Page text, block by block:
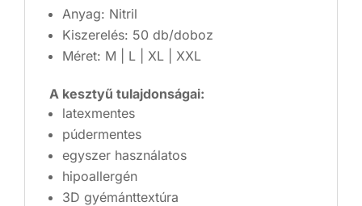
Anyag: Nitril
Kiszerelés: 50 db/doboz
Méret: M | L | XL | XXL
A kesztyű tulajdonságai:
latexmentes
púdermentes
egyszer használatos
hipoallergén
3D gyémánttextúra